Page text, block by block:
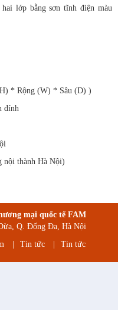
lớp bằng sơn tĩnh điện màu
* Rộng (W) * Sâu (D) )
đính
nội thành Hà Nội)
mại quốc tế FAM
Q. Đống Đa, Hà Nội
Tin tức Tin tức